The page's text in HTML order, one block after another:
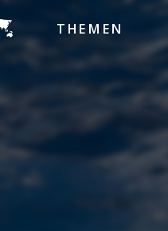
THEMEN